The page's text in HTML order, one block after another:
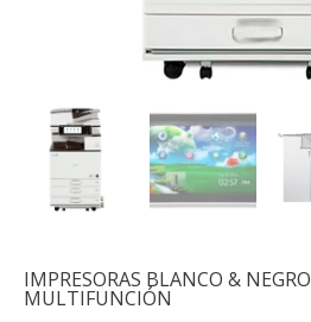
IMPRESORAS BLANCO & NEGRO
MULTIFUNCIÓN